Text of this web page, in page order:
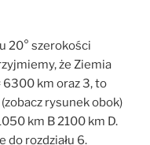
20° szerokości
że Ziemia
6300 km oraz 3, to
rysunek obok)
km B 2100 km D.
rozdziału 6.